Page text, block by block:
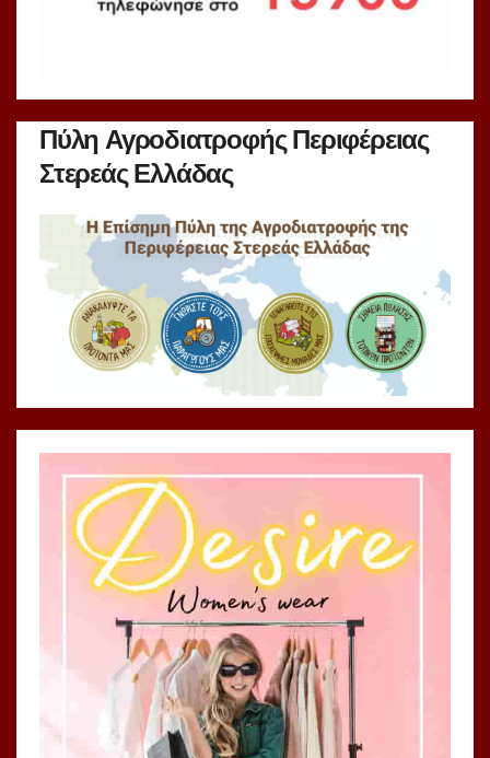
Πύλη Αγροδιατροφής Περιφέρειας
Στερεάς Ελλάδας